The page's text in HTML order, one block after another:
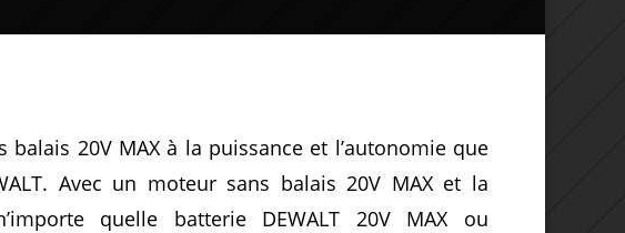
balais 20V MAX à la puissance et l’autonomie que
Avec un moteur sans balais 20V MAX et la
quelle batterie DEWALT 20V MAX ou